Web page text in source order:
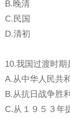
B.晚清
C.民国
D.清初
10.我国过渡时期
A.从中华人民共
B.从抗日战争胜
C.从１９５３年